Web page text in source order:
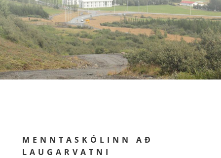
MENNTASKÓLINN AÐ
LAUGARVATNI